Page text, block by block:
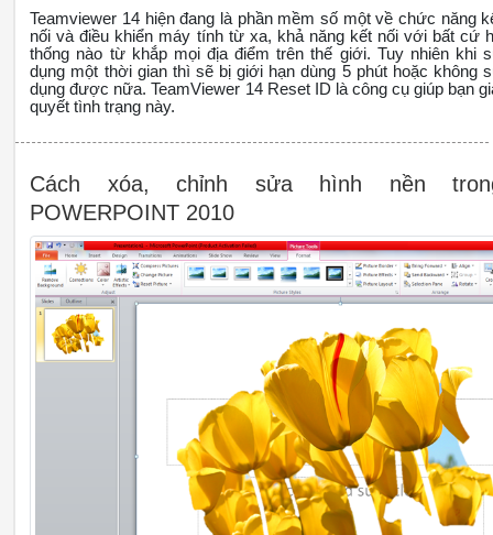
Teamviewer 14 hiện đang là phần mềm số một về chức năng
nối và điều khiển máy tính từ xa, khả năng kết nối với bất cứ
thống nào từ khắp mọi địa điểm trên thế giới. Tuy nhiên khi
dụng một thời gian thì sẽ bị giới hạn dùng 5 phút hoặc không
dụng được nữa. TeamViewer 14 Reset ID là công cụ giúp bạn
quyết tình trạng này.
Cách xóa, chỉnh sửa hình nền
POWERPOINT 2010